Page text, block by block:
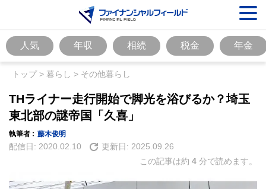
人気 年収 相続 税金 年金
トップ> 暮らし > その他暮らし
THライナー走行開始で脚光を浴びるか？埼玉
東北部の謎帝国「久喜」
執筆者 : 藤木俊明
配信日: 2020.02.10 更新日: 2025.09.26
この記事は約 4 分で読めます。